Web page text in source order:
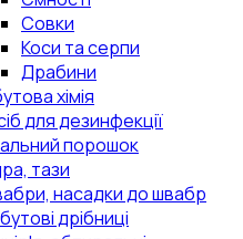
Совки
Коси та серпи
Драбини
хімія
для дезинфекції
порошок
тази
насадки до швабр
дрібниці